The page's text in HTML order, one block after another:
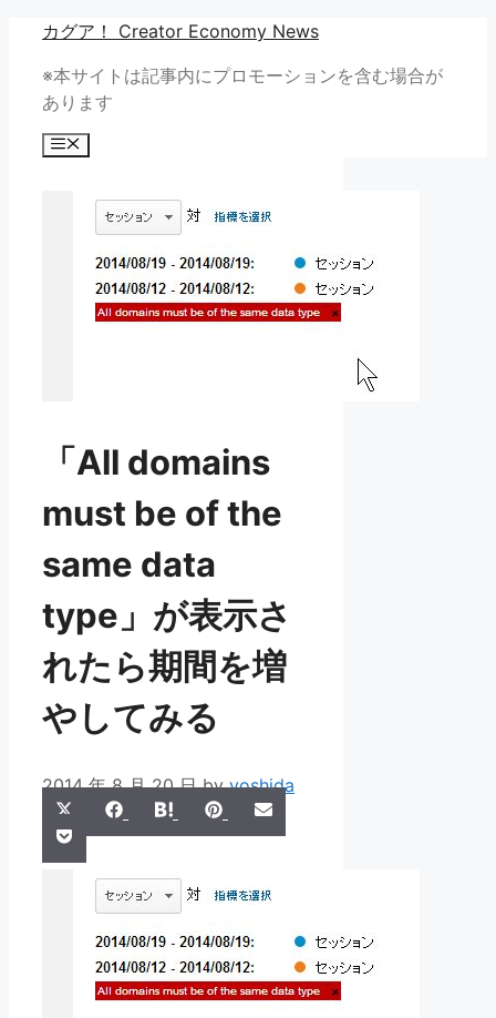
カグア！ Creator Economy News
※本サイトは記事内にプロモーションを含む場合が
あります
メ
「All domains
must be of the
same data
type」が表示さ
れたら期間を増
やしてみる
2014 年 8 月 20 日 byyoshida
Share
on
(Twitter)
Share
on
Facebook
Share
on
Hatena Share
on
PinterestShare
on
Share
on
Pocket